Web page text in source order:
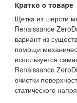
Кратко о товаре
Щетка из шерсти
Renaissance
вариант из
помощи
используется
Renaissance
очистки
статического